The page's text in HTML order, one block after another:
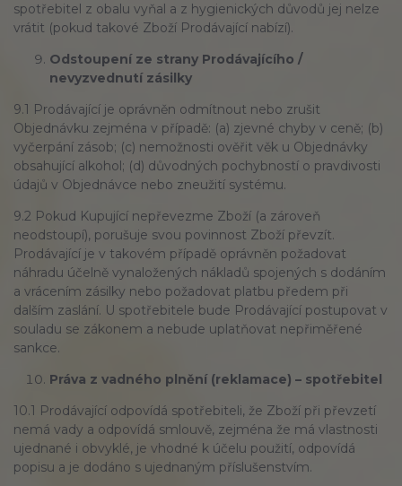
spotřebitel z obalu vyňal a z hygienických důvodů jej nelze
vrátit (pokud takové Zboží Prodávající nabízí).
Odstoupení ze strany Prodávajícího /
nevyzvednutí zásilky
9.1 Prodávající je oprávněn odmítnout nebo zrušit
Objednávku zejména v případě: (a) zjevné chyby v ceně; (b)
vyčerpání zásob; (c) nemožnosti ověřit věk u Objednávky
obsahující alkohol; (d) důvodných pochybností o pravdivosti
údajů v Objednávce nebo zneužití systému.
9.2 Pokud Kupující nepřevezme Zboží (a zároveň
neodstoupí), porušuje svou povinnost Zboží převzít.
Prodávající je v takovém případě oprávněn požadovat
náhradu účelně vynaložených nákladů spojených s dodáním
a vrácením zásilky nebo požadovat platbu předem při
dalším zaslání. U spotřebitele bude Prodávající postupovat v
souladu se zákonem a nebude uplatňovat nepřiměřené
sankce.
Práva z vadného plnění (reklamace) – spotřebitel
10.1 Prodávající odpovídá spotřebiteli, že Zboží při převzetí
nemá vady a odpovídá smlouvě, zejména že má vlastnosti
ujednané i obvyklé, je vhodné k účelu použití, odpovídá
popisu a je dodáno s ujednaným příslušenstvím.